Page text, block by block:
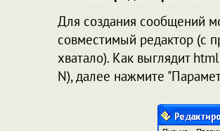
Для создания сообщений
совместимый редактор (с
хватало). Как выглядит
N), далее нажмите